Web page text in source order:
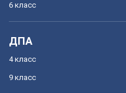
6 класс
ДПА
4 класс
9 класс